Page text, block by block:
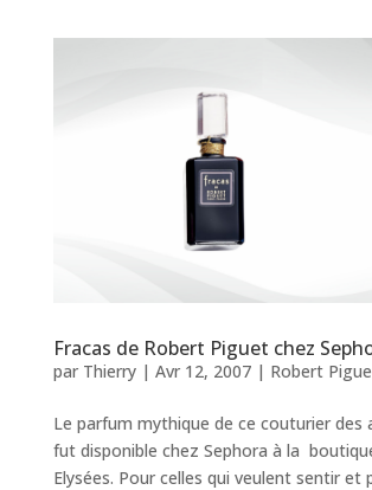
Fracas de Robert Piguet chez
par Thierry| Avr 12, 2007| Robert
Le parfum mythique de ce couturier des
fut disponible chez Sephora à la
Elysées. Pour celles qui veulent sentir